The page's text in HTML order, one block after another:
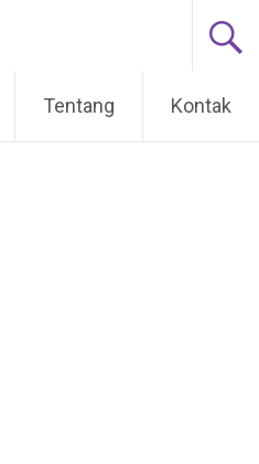
Tentang Kontak